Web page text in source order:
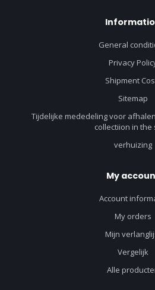
General
Privacy
Shipment
Sitemap
Tijdelijke mededeling voor
collectiion in the
verhuizing
My
Account
My orders
Mijn
Vergelijk
Alle